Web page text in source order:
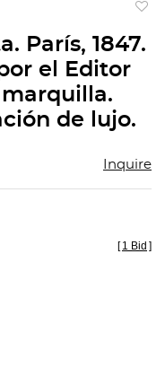
París, 1847.
el Editor
marquilla.
de lujo.
Inquire
[ 1 Bid ]